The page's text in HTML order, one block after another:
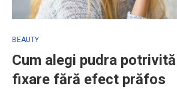
BEAUTY
Cum alegi pudra
fixare fără efect prăfos